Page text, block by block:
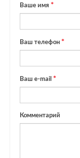
Ваше имя
Ваш телефон
Ваш e-mail
Комментарий